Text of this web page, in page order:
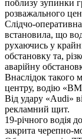
поблизу зупинки
розважального
Слідчо-
встановила, що
рухаючись у
обстановку та,
аварійну
Внаслідок такого
центру, водію
Від удару «Audi»
рекламний щит.
19-річного водія
закрита черепно-